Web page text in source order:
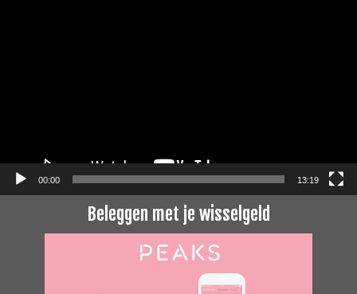
00:00 13:19
Beleggen met je wisselgeld